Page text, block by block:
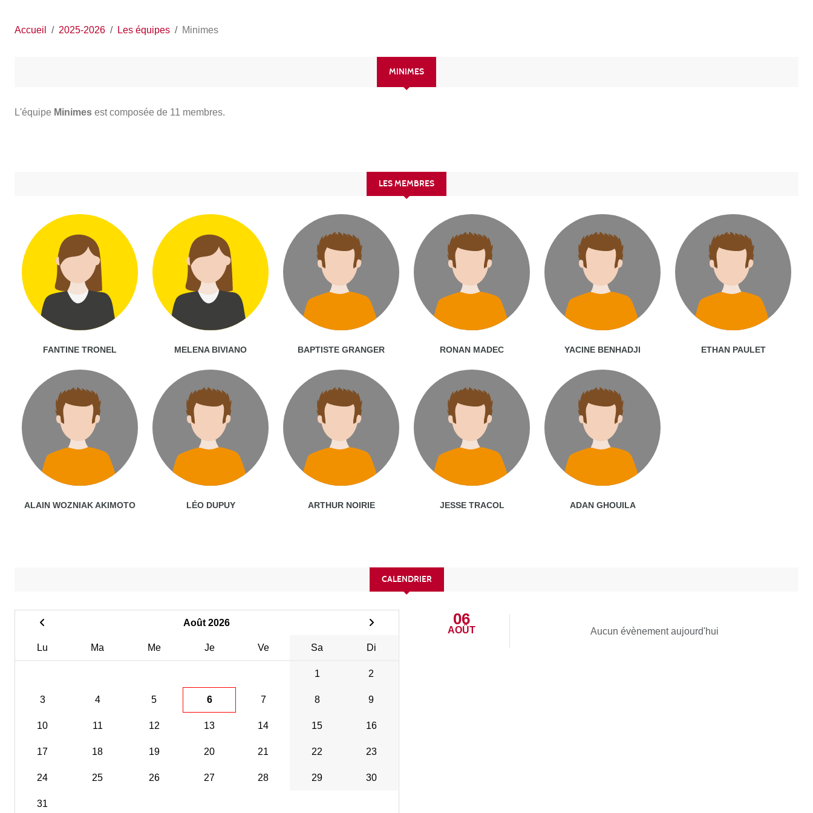
Accueil 2025-2026 Les équipes Minimes
MINIMES
L'équipe Minimes est composée de 11 membres.
LES MEMBRES
FANTINE TRONEL MELENA BIVIANO BAPTISTE GRANGER RONAN MADEC YACINE BENHADJI ETHAN PAULET
ALAIN WOZNIAK AKIMOTO LÉO DUPUY ARTHUR NOIRIE JESSE TRACOL ADAN GHOUILA
CALENDRIER
Août 2026
Lu Ma Me Je Ve Sa Di
1 2
3 4 5 6 7 8 9
10 11 12 13 14 15 16
17 18 19 20 21 22 23
24 25 26 27 28 29 30
31
06
AOÛT Aucun évènement aujourd'hui